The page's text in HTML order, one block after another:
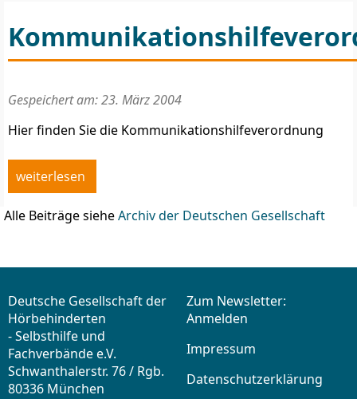
Gespeichert am: 23. März 2004
Hier finden Sie die Kommunikationshilfeverordnung
weiterlesen
Alle Beiträge sieheArchiv der Deutschen Gesellschaft
Deutsche Gesellschaft der
Hörbehinderten
- Selbsthilfe und
Fachverbände e.V.
Schwanthalerstr. 76 / Rgb.
80336 München
Zum Newsletter:
Anmelden
Impressum
Datenschutzerklärung